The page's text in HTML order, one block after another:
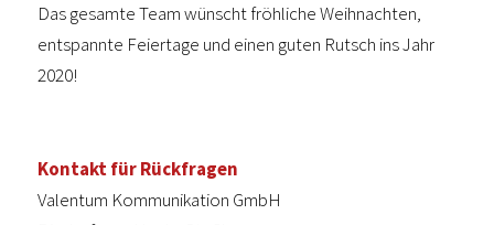
Das gesamte Team wünscht fröhliche Weihnachten,
entspannte Feiertage und einen guten Rutsch ins Jahr
2020!
Kontakt für Rückfragen
Valentum Kommunikation GmbH